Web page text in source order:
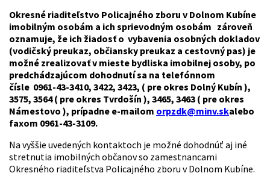
Okresné riaditeľstvo Policajného zboru v Dolnom Kubíne
imobilným osobám a ich sprievodným osobám zároveň
oznamuje, že ich žiadosť o vybavenia osobných dokladov
(vodičský preukaz, občiansky preukaz a cestovný pas) je
možné zrealizovať v mieste bydliska imobilnej osoby, po
predchádzajúcom dohodnutí sa na telefónnom
čísle 0961-43-3410, 3422, 3423, ( pre okres Dolný Kubín ),
3575, 3564 ( pre okres Tvrdošín ), 3465, 3463 ( pre okres
Námestovo ), prípadne e-mailom orpzdk@minv.skalebo
faxom 0961-43-3109.
Na vyššie uvedených kontaktoch je možné dohodnúť aj iné
stretnutia imobilných občanov so zamestnancami
Okresného riaditeľstva Policajného zboru v Dolnom Kubíne.